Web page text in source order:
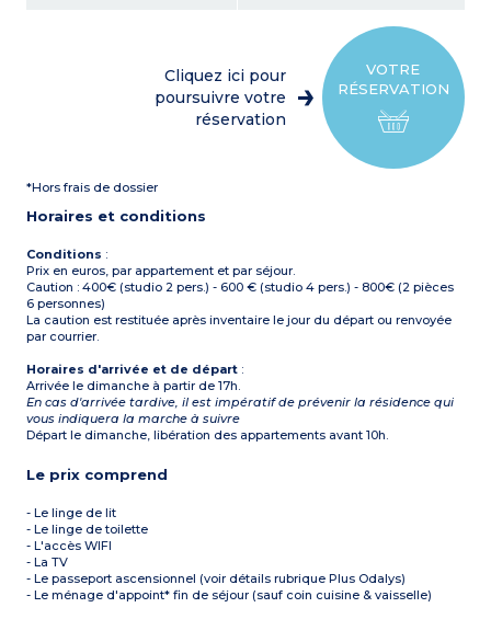
Salle de douche avec WC
VOTRE
RÉSERVATION
Cliquez ici pour
poursuivre votre
réservation
*Hors frais de dossier
Horaires et conditions
Conditions :
Prix en euros, par appartement et par séjour.
Caution : 400€ (studio 2 pers.) - 600 € (studio 4 pers.) - 800€ (2 pièces
6 personnes)
La caution est restituée après inventaire le jour du départ ou renvoyée
par courrier.
Horaires d'arrivée et de départ :
Arrivée le dimanche à partir de 17h.
En cas d'arrivée tardive, il est impératif de prévenir la résidence qui
vous indiquera la marche à suivre
Départ le dimanche, libération des appartements avant 10h.
Le prix comprend
- Le linge de lit
- Le linge de toilette
- L'accès WIFI
- La TV
- Le passeport ascensionnel (voir détails rubrique Plus Odalys)
- Le ménage d'appoint* fin de séjour (sauf coin cuisine & vaisselle)